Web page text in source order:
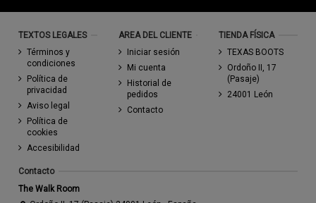
TEXTOS LEGALES
Términos y
condiciones
Política de
privacidad
Aviso legal
Política de
cookies
Accesibilidad
AREA DEL CLIENTE
Iniciar sesión
Mi cuenta
Historial de
pedidos
Contacto
TIENDA FÍSICA
TEXAS BOOTS
Ordoño II, 17
(Pasaje)
24001 León
Contacto
The Walk Room